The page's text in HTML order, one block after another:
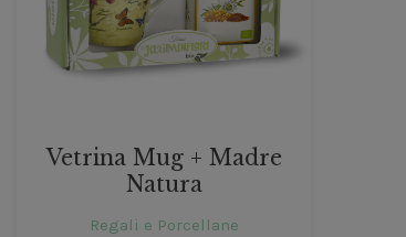
Vetrina Mug + Madre
Natura
Regali e Porcellane